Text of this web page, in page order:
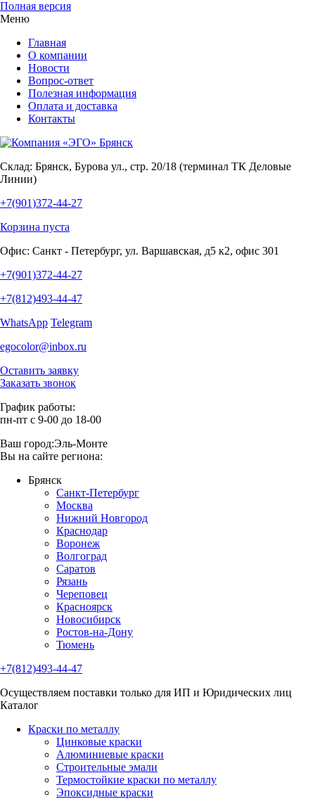
Полная версия
Меню
Главная
О компании
Новости
Вопрос-ответ
Полезная информация
Оплата и доставка
Контакты
Склад: Брянск, Бурова ул., стр. 20/18 (терминал ТК Деловые
Линии)
+7(901)372-44-27
Корзина пуста
Офис: Санкт - Петербург, ул. Варшавская, д5 к2, офис 301
+7(901)372-44-27
+7(812)493-44-47
WhatsApp Telegram
egocolor@inbox.ru
Оставить заявку
Заказать звонок
График работы:
пн-пт с 9-00 до 18-00
Ваш город:Эль-Монте
Вы на сайте региона:
Брянск
Санкт-Петербург
Москва
Нижний Новгород
Краснодар
Воронеж
Волгоград
Саратов
Рязань
Череповец
Красноярск
Новосибирск
Ростов-на-Дону
Тюмень
+7(812)493-44-47
Осуществляем поставки только для ИП и Юридических лиц
Каталог
Краски по металлу
Цинковые краски
Алюминиевые краски
Строительные эмали
Термостойкие краски по металлу
Эпоксидные краски